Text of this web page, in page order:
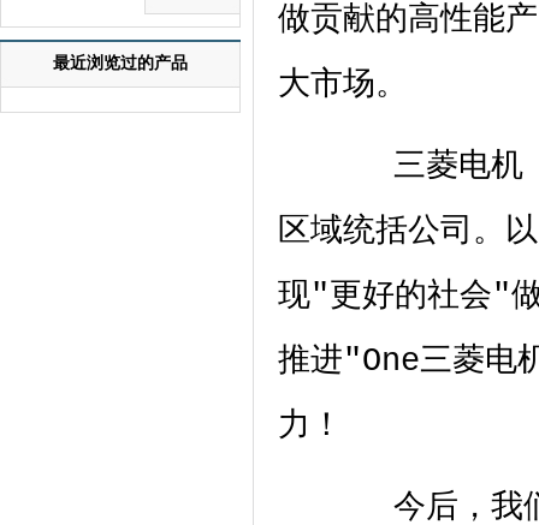
最近浏览过的产品
做贡献的高性能
大市场。
三菱电机（
区域统括公司。以
现" 更好的社会"
推进"One三菱电
力！
今后，我们也